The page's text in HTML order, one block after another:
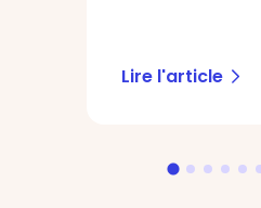
Lire l'article